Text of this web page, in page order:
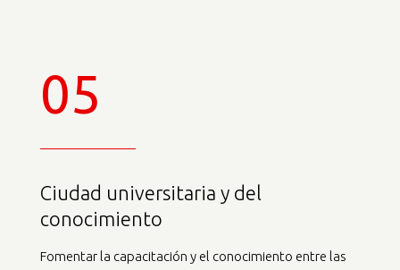
05
Ciudad universitaria y del
conocimiento
Fomentar la capacitación y el conocimiento entre las